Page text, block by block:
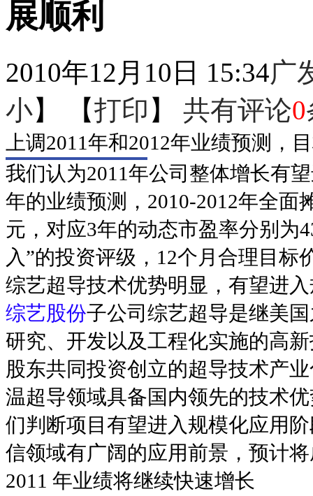
展顺利
2010年12月10日 15:34广
小】 【打印 】 共有评论0
上调2011年和2012年业绩预测，
我们认为2011年公司整体增长有
年的业绩预测，2010-2012年全面
元，对应3年的动态市盈率分别为
入”的投资评级，12个月合理目标
综艺超导技术优势明显，有望进
综艺股份子公司综艺超导是继美
研究、开发以及工程化实施的高
股东共同投资创立的超导技术产
温超导领域具备国内领先的技术
们判断项目有望进入规模化应用
信领域有广阔的应用前景，预计
2011 年业绩将继续快速增长